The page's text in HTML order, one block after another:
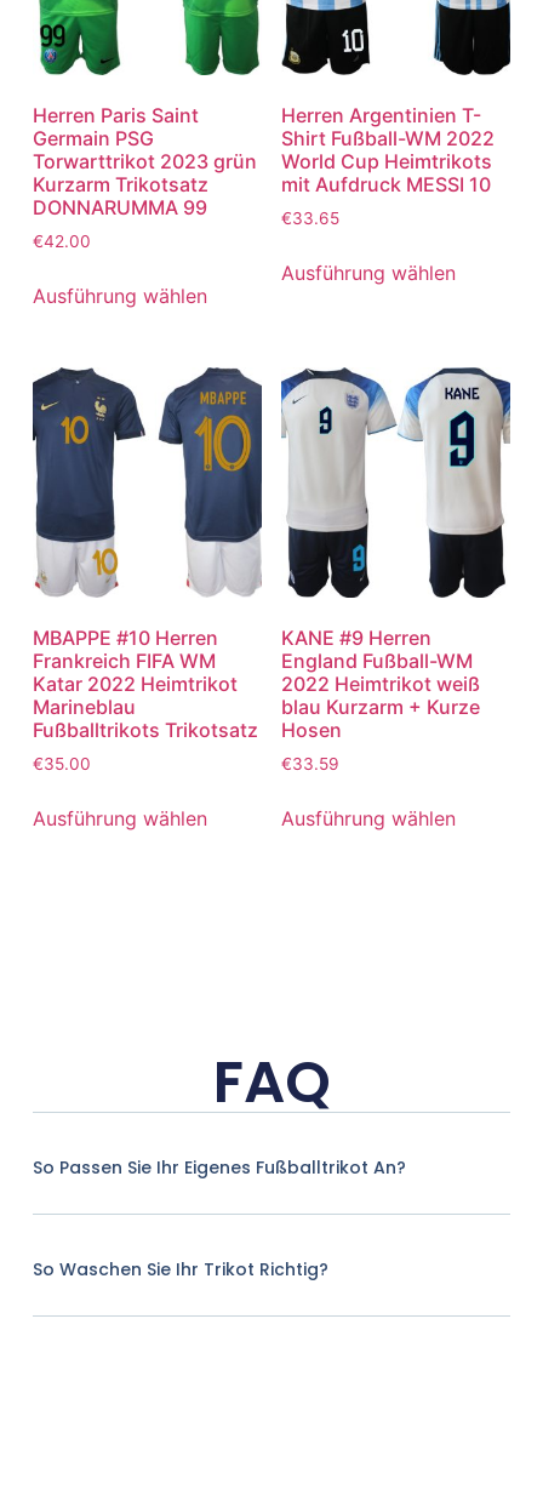
Herren Paris Saint
Germain PSG
Torwarttrikot 2023 grün
Kurzarm Trikotsatz
DONNARUMMA 99
€42.00
Ausführung wählen
Herren Argentinien T-
Shirt Fußball-WM 2022
World Cup Heimtrikots
mit Aufdruck MESSI 10
€33.65
Ausführung wählen
MBAPPE #10 Herren
Frankreich FIFA WM
Katar 2022 Heimtrikot
Marineblau
Fußballtrikots Trikotsatz
€35.00
Ausführung wählen
KANE #9 Herren
England Fußball-WM
2022 Heimtrikot weiß
blau Kurzarm + Kurze
Hosen
€33.59
Ausführung wählen
FAQ
So Passen Sie Ihr Eigenes Fußballtrikot An?
So Waschen Sie Ihr Trikot Richtig?